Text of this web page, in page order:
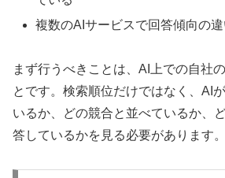
複数のAIサービスで回答傾向の
まず行うべきことは、AI上での自社
とです。検索順位だけではなく、AI
いるか、どの競合と並べているか、
答しているかを見る必要があります。